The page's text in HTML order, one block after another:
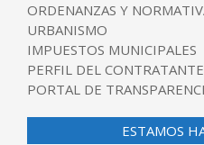
ORDENANZAS Y
URBANISMO
IMPUESTOS MUNICIPALES
PERFIL DEL CONTRATANTE
PORTAL DE
ESTAMOS